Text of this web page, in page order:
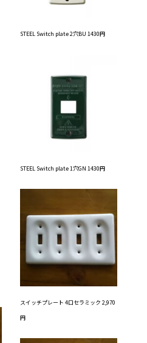
STEEL Switch plate 2穴BU 1430円
STEEL Switch plate 1穴GN 1430円
スイッチプレート 4口セラミック 2,970
円